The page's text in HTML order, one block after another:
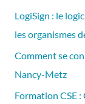
e
r
c
h
LogiSign : le
les organismes
Comment se
Nancy-Metz
Formation CSE